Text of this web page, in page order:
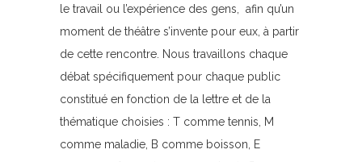
le travail ou l’expérience des gens, afin qu’un
moment de théâtre s’invente pour eux, à partir
de cette rencontre. Nous travaillons chaque
débat spécifiquement pour chaque public
constitué en fonction de la lettre et de la
thématique choisies : T comme tennis, M
comme maladie, B comme boisson, E